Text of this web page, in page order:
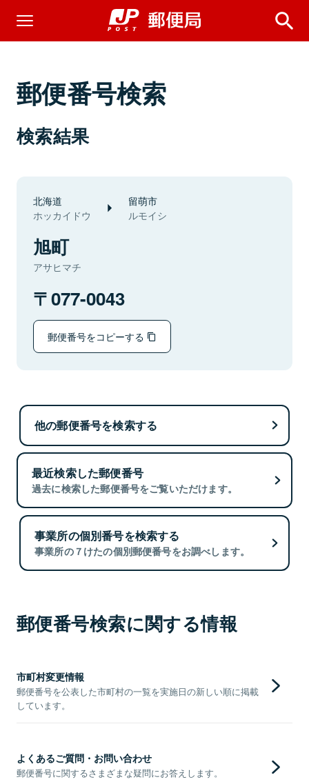
郵便番号検索
検索結果
北海道
ホッカイドウ
留萌市
ルモイシ
旭町
アサヒマチ
077-0043
郵便番号をコピーする
他の郵便番号を検索する
最近検索した郵便番号
過去に検索した郵便番号をご覧いただけます。
事業所の個別番号を検索する
事業所の７けたの個別郵便番号をお調べします。
郵便番号検索に関する情報
市町村変更情報
郵便番号を公表した市町村の一覧を実施日の新しい順に掲載
しています。
よくあるご質問・お問い合わせ
郵便番号に関するさまざまな疑問にお答えします。